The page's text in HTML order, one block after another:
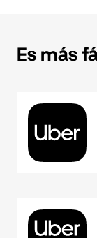
Es más